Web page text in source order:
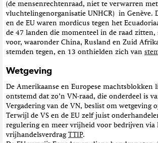
(de mensenrechtenraad, niet te verwarren met
vluchtelingenorganisatie UNHCR) in Genève.
en de EU waren mordicus tegen het
de 47 landen die momenteel in de raad zitten,
voor, waaronder China, Rusland en Zuid
stemden tegen, en 13 onthielden zich van
Wetgeving
De Amerikaanse en Europese machtsblokken
ontstemd dat zo’n VN-raad, die onderdeel is
Vergadering van de VN, beslist om wetgeving
Terwijl de VS en de EU zelf juist
regulering en meer vrijheid voor bedrijven via
vrijhandelsverdrag TTIP.